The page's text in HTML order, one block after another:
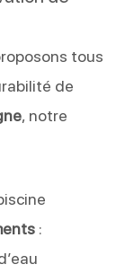
tous
de
, notre
: